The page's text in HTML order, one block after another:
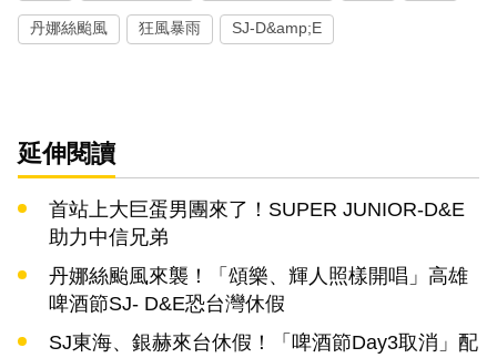
丹娜絲颱風 狂風暴雨 SJ-D&amp;E
延伸閱讀
首站上大巨蛋男團來了！SUPER JUNIOR-D&E
助力中信兄弟
丹娜絲颱風來襲！「頌樂、輝人照樣開唱」高雄
啤酒節SJ- D&E恐台灣休假
SJ東海、銀赫來台休假！「啤酒節Day3取消」配